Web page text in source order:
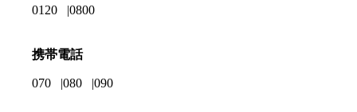
0120 0800
携帯電話
070 080 090